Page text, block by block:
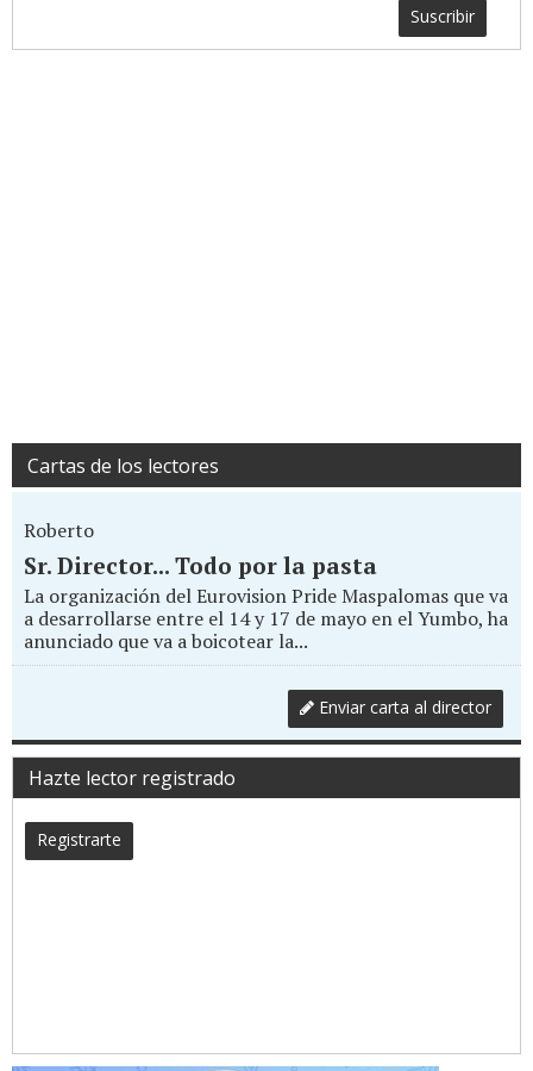
Suscribir
Cartas de los lectores
Roberto
Sr. Director... Todo por la pasta
La organización del Eurovision Pride Maspalomas que va
a desarrollarse entre el 14 y 17 de mayo en el Yumbo, ha
anunciado que va a boicotear la...
Enviar carta al director
Hazte lector registrado
Registrarte